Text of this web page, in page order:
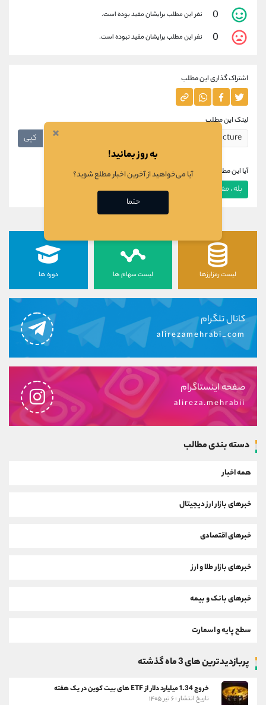
0 نفر این مطلب برایشان مفید بوده است.
0 نفر این مطلب برایشان مفید نبوده است.
اشتراک گذاری این مطلب
لینک این مطلب
کپی
آیا این مطلب برای شما مفید بود؟
بله ، مفید بود خیر ، مفید نبود
لیست رمزارزها لیست سهام ها دوره ها
کانال تلگرام
alirezamehrabi_com
صفحه اینستاگرام
alireza.mehrabii
دسته بندی مطالب
همه اخبار
خبرهای بازار ارز دیجیتال
خبرهای اقتصادی
خبرهای بازار طلا و ارز
خبرهای بانک و بیمه
سطح پایه و اسمارت
پربازدیدترین های 3 ماه گذشته
خروج 1.34 میلیارد دلار از ETF های بیت کوین در یک هفته
تاریخ انتشار : ۶ تیر ۱۴۰۵
×
به روز بمانید!
آیا می‌خواهید از آخرین اخبار مطلع شوید؟
حتما